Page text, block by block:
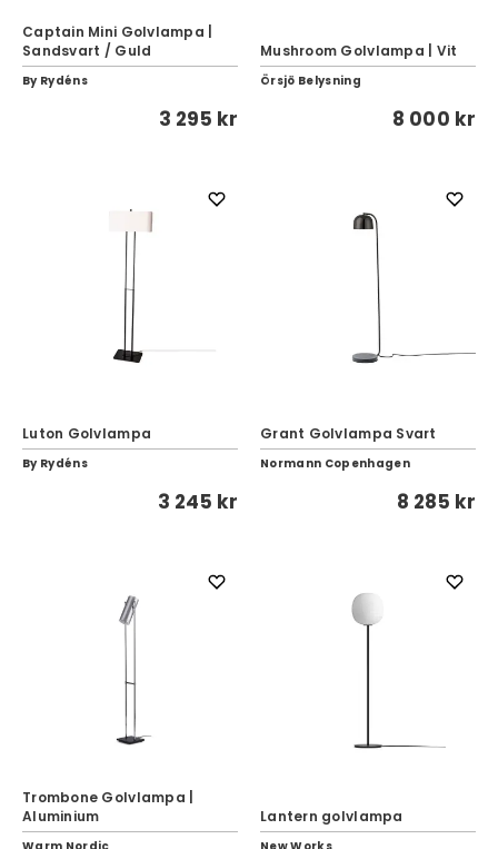
Captain Mini Golvlampa |
Sandsvart / Guld
By Rydéns
3 295 kr
Mushroom Golvlampa | Vit
Örsjö Belysning
8 000 kr
Luton Golvlampa
By Rydéns
3 245 kr
Grant Golvlampa Svart
Normann Copenhagen
8 285 kr
Trombone Golvlampa |
Aluminium
Lantern golvlampa